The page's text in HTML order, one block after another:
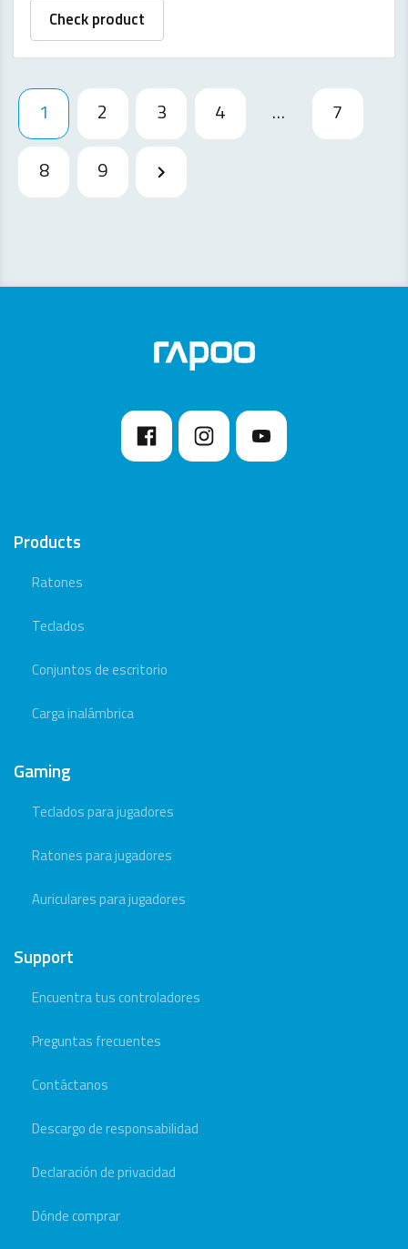
Check product
1 2 3 4 … 7
8 9
Products
Ratones
Teclados
Conjuntos de escritorio
Carga inalámbrica
Gaming
Teclados para jugadores
Ratones para jugadores
Auriculares para jugadores
Support
Encuentra tus controladores
Preguntas frecuentes
Contáctanos
Descargo de responsabilidad
Declaración de privacidad
Dónde comprar